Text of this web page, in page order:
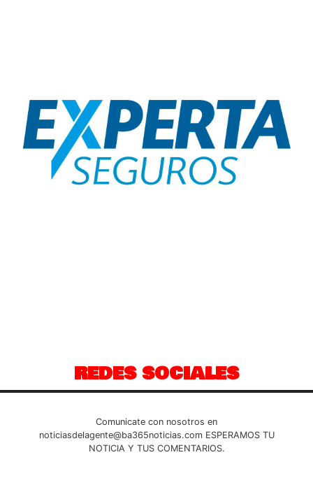
REDES SOCIALES
Comunicate con nosotros en
noticiasdelagente@ba365noticias.comESPERAMOS TU
NOTICIA Y TUS COMENTARIOS.